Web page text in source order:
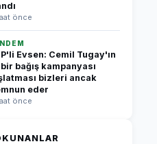
önce
Evsen: Cemil Tugay'ın
bağış kampanyası
bizleri ancak
eder
önce